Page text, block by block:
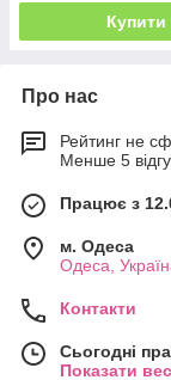
Купити
Про нас
Рейтинг не
Менше 5
Працює з
м. Одеса
Одеса,
Контакти
Сьогодні
Показати